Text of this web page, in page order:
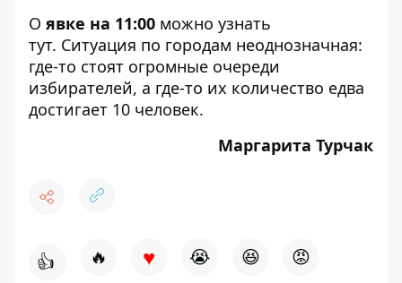
О явке на 11:00 можно узнать
тут. Ситуация по городам неоднозначная:
где-то стоят огромные очереди
избирателей, а где-то их количество едва
достигает 10 человек.
Маргарита Турчак
👍 🔥 ♥ 😭 😆 😡